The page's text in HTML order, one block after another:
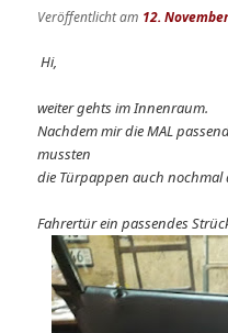
Veröffentlicht am 12.
Hi,
weiter gehts im Innenraum.
Nachdem mir die MAL
mussten
die Türpappen auch
Fahrertür ein passendes